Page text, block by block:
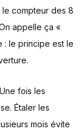
compteur des 8
appelle ça «
: le principe est le
Une fois les
Étaler les
mois évite